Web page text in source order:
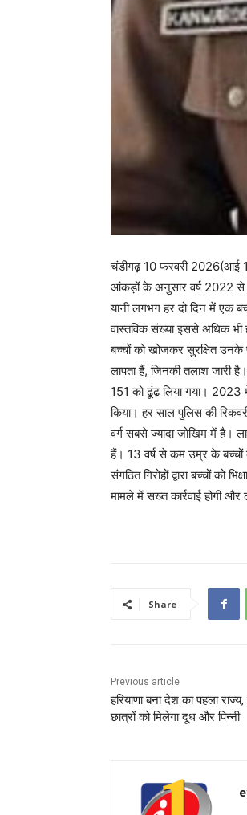
चंडीगढ़ 10 फरवरी 2026(आई 1
आंकड़ों के अनुसार वर्ष 2022 से
यानी लगभग हर दो दिन में एक
वास्तविक संख्या इससे अधिक भी
बच्चों को खोजकर सुरक्षित उनके
लापता हैं, जिनकी तलाश जारी
151 को ढूंढ लिया गया।
किया। हर साल पुलिस की
वर्ग सबसे ज्यादा जोखिम में है।
हैं। 13 वर्ष से कम उम्र के बच्चों
संगठित गिरोहों द्वारा बच्चों
मामले में सख्त कार्रवाई होगी
Share
Previous article
हरियाणा बना देश का पहला
छात्रों को मिलेगा दूध और पिन्नी